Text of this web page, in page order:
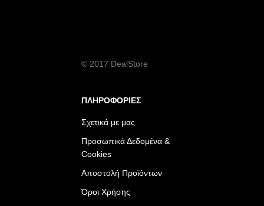
© 2017 DealStore
ΠΛΗΡΟΦΟΡΙΕΣ
Σχετικά με μας
Προσωπικά Δεδομένα &
Cookies
Αποστολή Προϊόντων
Όροι Χρήσης